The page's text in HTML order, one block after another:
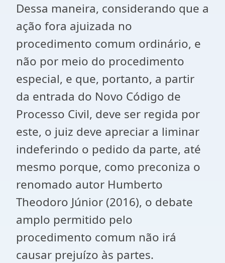
Dessa maneira, considerando que a
ação fora ajuizada no
procedimento comum ordinário, e
não por meio do procedimento
especial, e que, portanto, a partir
da entrada do Novo Código de
Processo Civil, deve ser regida por
este, o juiz deve apreciar a liminar
indeferindo o pedido da parte, até
mesmo porque, como preconiza o
renomado autor Humberto
Theodoro Júnior (2016), o debate
amplo permitido pelo
procedimento comum não irá
causar prejuízo às partes.